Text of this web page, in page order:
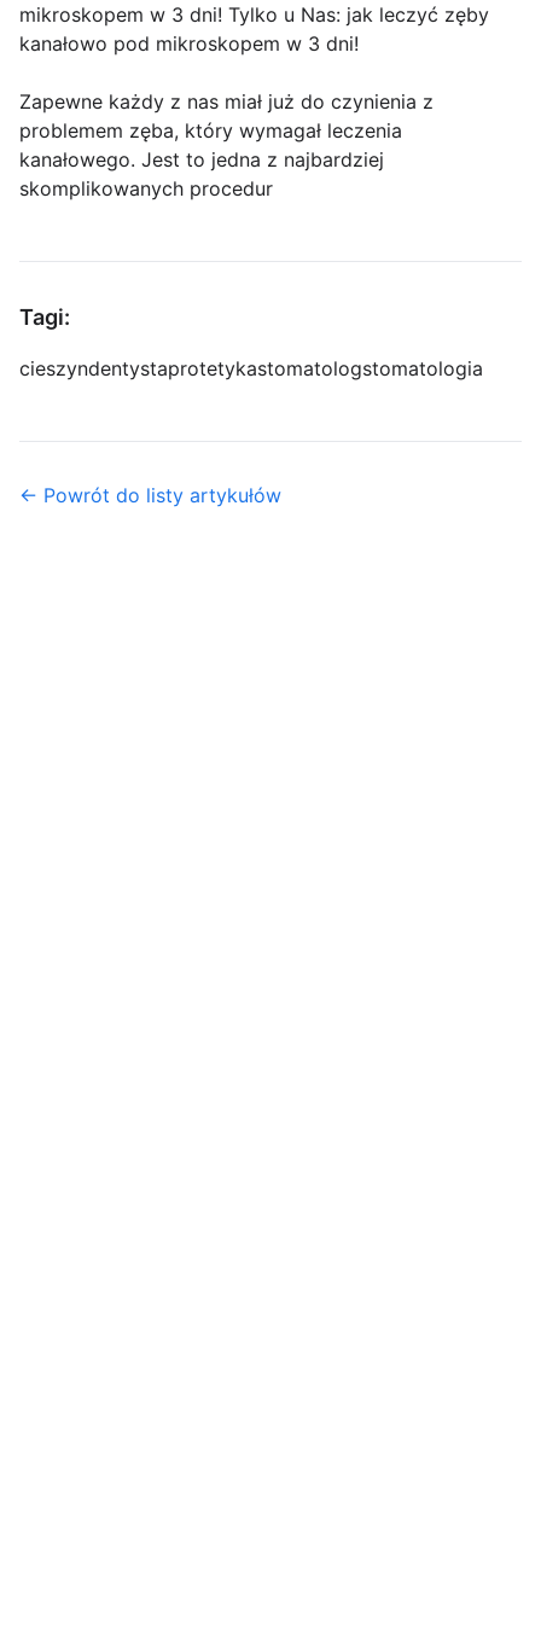
mikroskopem w 3 dni! Tylko u Nas: jak leczyć zęby
kanałowo pod mikroskopem w 3 dni!
Zapewne każdy z nas miał już do czynienia z
problemem zęba, który wymagał leczenia
kanałowego. Jest to jedna z najbardziej
skomplikowanych procedur
Tagi:
cieszyndentystaprotetykastomatologstomatologia
← Powrót do listy artykułów